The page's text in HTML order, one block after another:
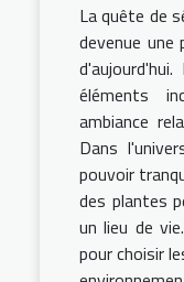
La quête de
devenue
éléments
ambiance
Dans
pouvoir
des plantes
un lieu de
pour choisir